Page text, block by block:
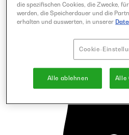
die spezifischen Cookies, die Zwecke,
werden, die Speicherdauer und die
erhalten und auswerten, in unserer
Cookie-
Alle ablehnen Alle